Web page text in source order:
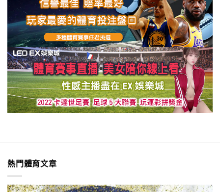
熱門體育文章